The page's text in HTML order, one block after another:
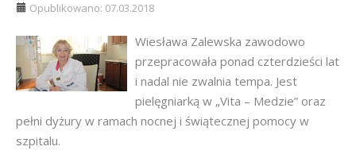
Opublikowano: 07.03.2018
Wiesława Zalewska zawodowo
przepracowała ponad czterdzieści lat
i nadal nie zwalnia tempa. Jest
pielęgniarką w „Vita – Medzie” oraz
pełni dyżury w ramach nocnej i świątecznej pomocy w
szpitalu.